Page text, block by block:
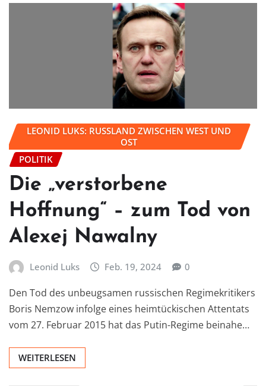
LEONID LUKS: RUSSLAND ZWISCHEN WEST UND
OST
POLITIK
Die „verstorbene
Hoffnung“ – zum Tod von
Alexej Nawalny
Leonid Luks Feb. 19, 2024 0
Den Tod des unbeugsamen russischen Regimekritikers
Boris Nemzow infolge eines heimtückischen Attentats
vom 27. Februar 2015 hat das Putin-Regime beinahe…
WEITERLESEN